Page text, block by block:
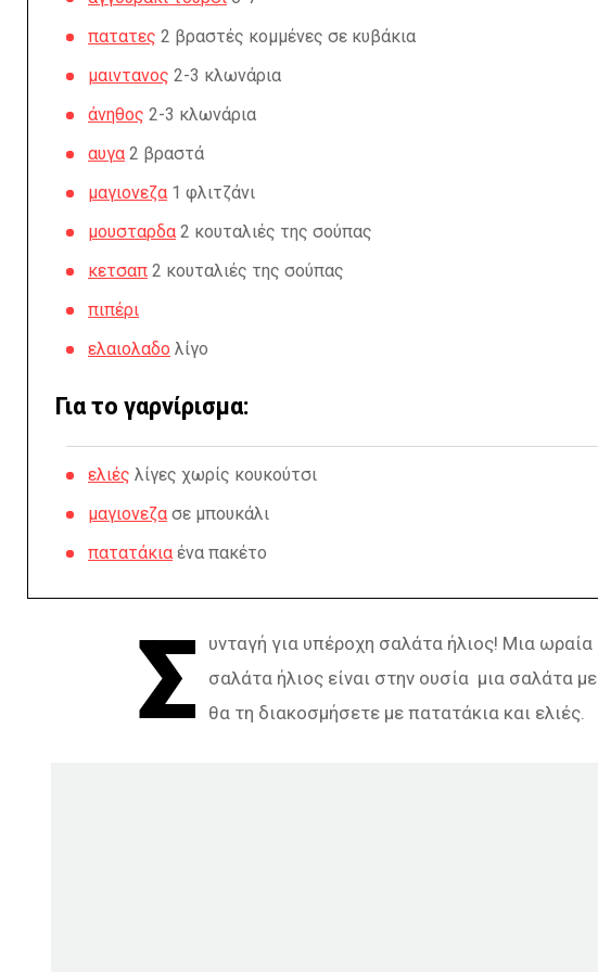
πατατες 2 βραστές κομμένες σε κυβάκια
μαιντανος 2-3 κλωνάρια
άνηθος 2-3 κλωνάρια
αυγα 2 βραστά
μαγιονεζα 1 φλιτζάνι
μουσταρδα 2 κουταλιές της σούπας
κετσαπ 2 κουταλιές της σούπας
πιπέρι
ελαιολαδο λίγο
Για το γαρνίρισμα:
ελιές λίγες χωρίς κουκούτσι
μαγιονεζα σε μπουκάλι
πατατάκια ένα πακέτο
Σ
υνταγή για υπέροχη σαλάτα ήλιος! Μια
σαλάτα ήλιος είναι στην ουσία μια σαλάτα
θα τη διακοσμήσετε με πατατάκια και ελιές.